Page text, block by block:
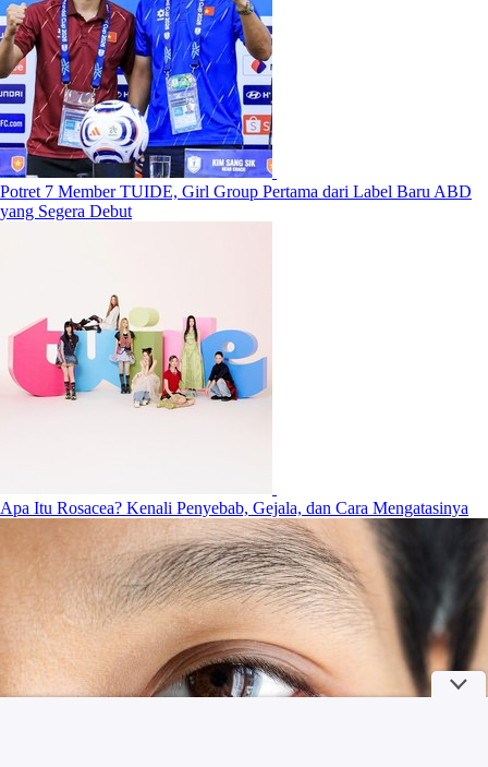
Potret 7 Member TUIDE, Girl Group Pertama dari Label Baru ABD
yang Segera Debut
Apa Itu Rosacea? Kenali Penyebab, Gejala, dan Cara Mengatasinya